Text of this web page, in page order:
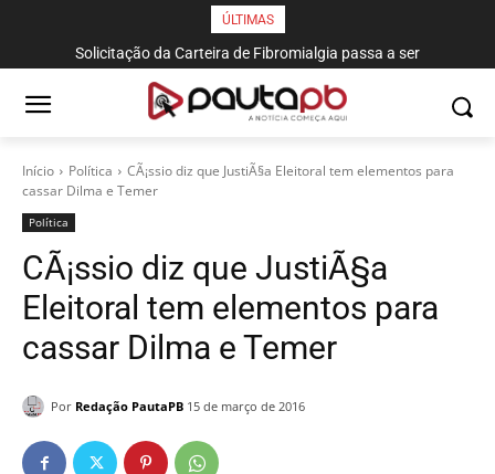
ÚLTIMAS
Solicitação da Carteira de Fibromialgia passa a ser
exclusivamente pelo aplicativo João Pessoa na Palma da Mão
Início Política
CÃ¡ssio diz que JustiÃ§a Eleitoral tem elementos para
cassar Dilma e Temer
Política
CÃ¡ssio diz que JustiÃ§a
Eleitoral tem elementos para
cassar Dilma e Temer
Por Redação PautaPB 15 de março de 2016